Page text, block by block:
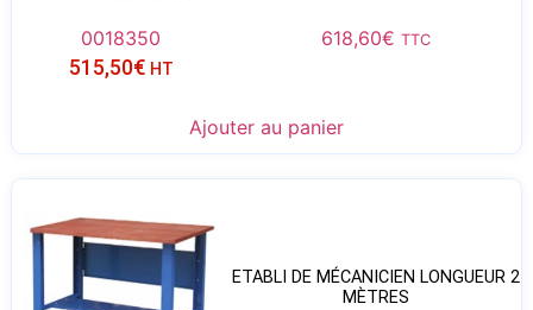
0018350 618,60€ TTC
515,50€ HT
Ajouter au panier
ETABLI DE MÉCANICIEN LONGUEUR 2
MÈTRES